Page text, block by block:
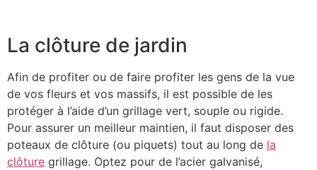
La clôture de jardin
Afin de profiter ou de faire profiter les gens de la vue
de vos fleurs et vos massifs, il est possible de les
protéger à l’aide d’un grillage vert, souple ou rigide.
Pour assurer un meilleur maintien, il faut disposer des
poteaux de clôture (ou piquets) tout au long de la
clôture grillage. Optez pour de l’acier galvanisé,